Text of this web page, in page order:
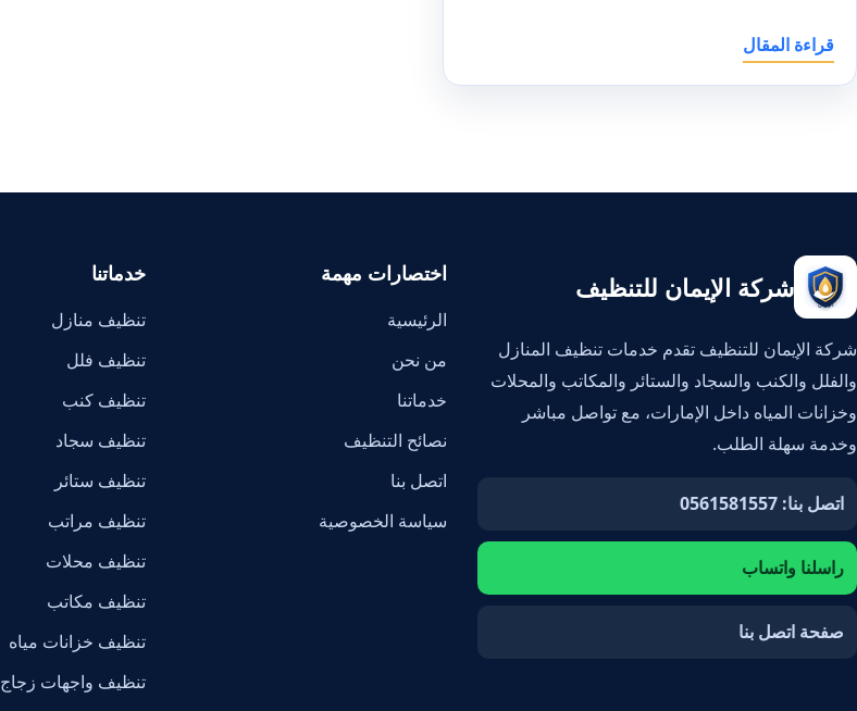
قراءة المقال
شركة الإيمان للتنظيف
شركة الإيمان للتنظيف تقدم خدمات تنظيف المنازل
والفلل والكنب والسجاد والستائر والمكاتب والمحلات
وخزانات المياه داخل الإمارات، مع تواصل مباشر
وخدمة سهلة الطلب.
اتصل بنا: 0561581557
راسلنا واتساب
صفحة اتصل بنا
اختصارات مهمة
الرئيسية
من نحن
خدماتنا
نصائح التنظيف
اتصل بنا
سياسة الخصوصية
خدماتنا
تنظيف منازل
تنظيف فلل
تنظيف كنب
تنظيف سجاد
تنظيف ستائر
تنظيف مراتب
تنظيف محلات
تنظيف مكاتب
تنظيف خزانات مياه
تنظيف واجهات زجاج